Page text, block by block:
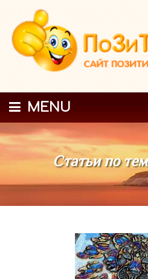
MENU
Статьи по